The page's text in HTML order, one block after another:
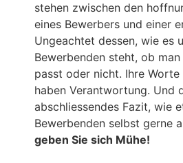
stehen zwischen den
eines Bewerbers und einer
Ungeachtet dessen, wie es
Bewerbenden steht, ob
passt oder nicht. Ihre
haben Verantwortung. Und
abschliessendes Fazit, wie
Bewerbenden selbst gerne
geben Sie sich Mühe!